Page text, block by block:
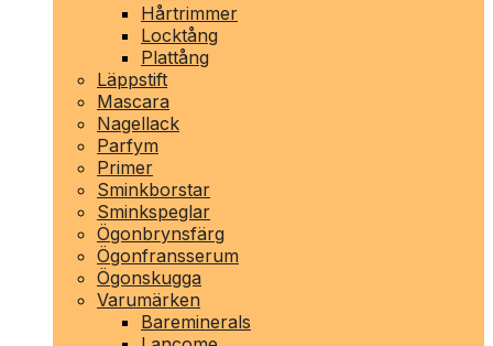
Hårtrimmer
Locktång
Plattång
Läppstift
Mascara
Nagellack
Parfym
Primer
Sminkborstar
Sminkspeglar
Ögonbrynsfärg
Ögonfransserum
Ögonskugga
Varumärken
Bareminerals